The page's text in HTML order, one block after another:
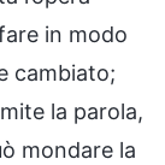
in modo
cambiato;
la parola,
mondare la